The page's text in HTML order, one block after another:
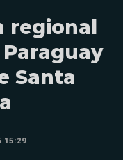
regional
Santa
15:29